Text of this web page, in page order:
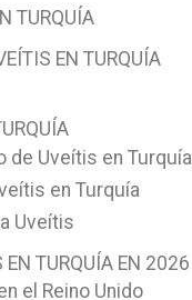
TURQUÍA
EN TURQUÍA
de Uveítis en Turquía
en Turquía
Uveítis
EN TURQUÍA EN 2026
el Reino Unido